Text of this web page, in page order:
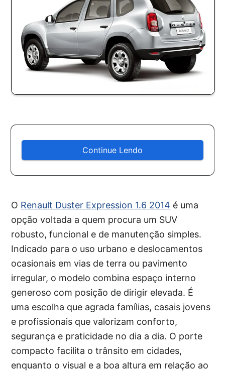
Continue Lendo
O Renault Duster Expression 1.6 2014 é uma
opção voltada a quem procura um SUV
robusto, funcional e de manutenção simples.
Indicado para o uso urbano e deslocamentos
ocasionais em vias de terra ou pavimento
irregular, o modelo combina espaço interno
generoso com posição de dirigir elevada. É
uma escolha que agrada famílias, casais jovens
e profissionais que valorizam conforto,
segurança e praticidade no dia a dia. O porte
compacto facilita o trânsito em cidades,
enquanto o visual e a boa altura em relação ao